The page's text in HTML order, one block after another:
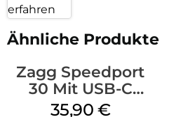
erfahren
Ähnliche Produkte
Zagg Speedport
30 Mit USB-C
Kabel Weiß
35,90 €